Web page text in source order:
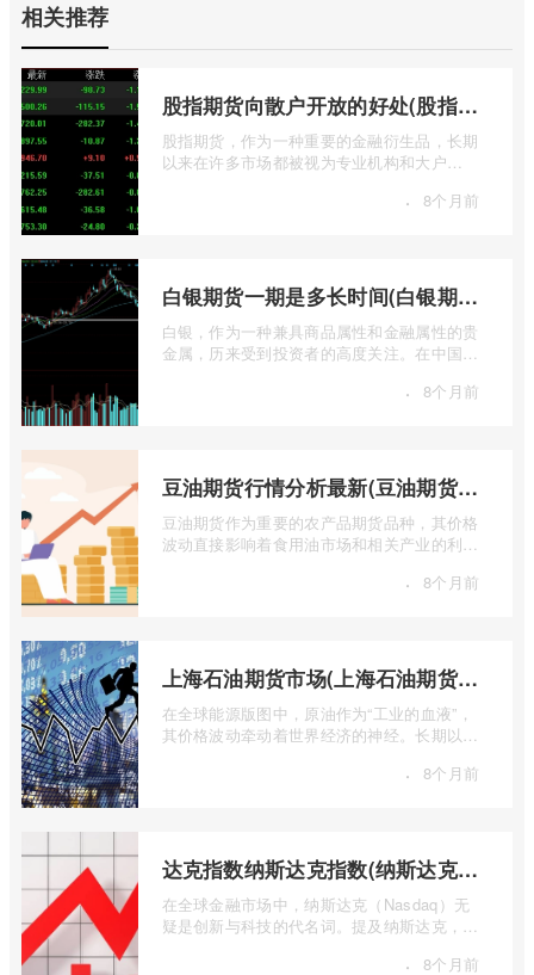
相关推荐
股指期货向散户开放的好处(股指期货对利空信息更加敏感吗)
股指期货，作为一种重要的金融衍生品，长期
以来在许多市场都被视为专业机构和大户
· 8个月前
白银期货一期是多长时间(白银期货涨幅一天最高多少)
白银，作为一种兼具商品属性和金融属性的贵
金属，历来受到投资者的高度关注。在中国市
· 8个月前
豆油期货行情分析最新(豆油期货行情实时行情)
豆油期货作为重要的农产品期货品种，其价格
波动直接影响着食用油市场和相关产业的利
· 8个月前
上海石油期货市场(上海石油期货市场行情)
在全球能源版图中，原油作为“工业的血液”，
其价格波动牵动着世界经济的神经。长期以
· 8个月前
达克指数纳斯达克指数(纳斯达克指数与纳斯达克100的区别)
在全球金融市场中，纳斯达克（Nasdaq）无
疑是创新与科技的代名词。提及纳斯达克，人
· 8个月前